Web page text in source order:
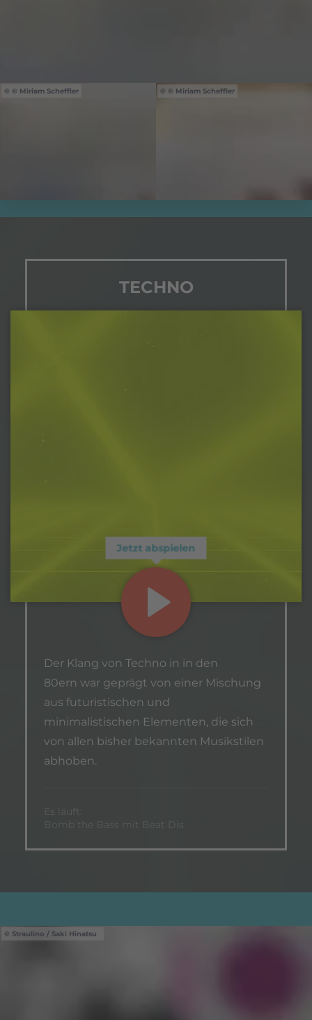
© Miriam Scheffler © Miriam Scheffler
TECHNO
Jetzt abspielen
Der Klang von Techno in in den
80ern war geprägt von einer Mischung
aus futuristischen und
minimalistischen Elementen, die sich
von allen bisher bekannten Musikstilen
abhoben.
Es läuft:
Bomb the Bass mit Beat Dis
Straulino / Saki Hinatsu